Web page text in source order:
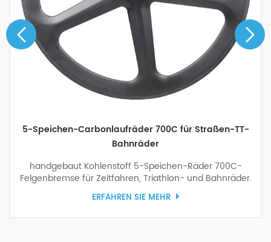
5-Speichen-Carbonlaufräder 700C für Straßen-TT-
Bahnräder
handgebaut Kohlenstoff 5-Speichen-Räder 700C-
Felgenbremse für Zeitfahren, Triathlon- und Bahnräder.
25 mm Außenbreite, 17 mm Innenbreite, Tubeless Ready,
sorgt für Aerodynamik.
ERFAHREN SIE MEHR